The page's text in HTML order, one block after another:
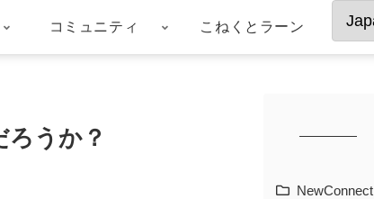
コミュニティ こねくとラーン
うか？
NewConnect